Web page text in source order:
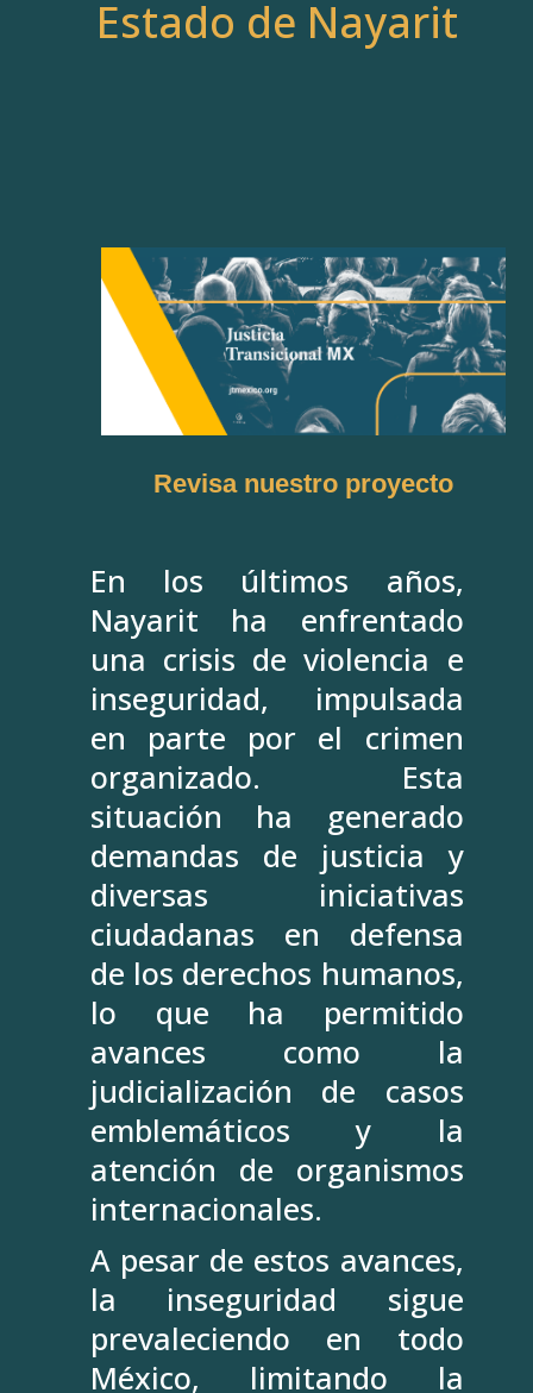
Estado de Nayarit
Revisa nuestro proyecto
En los últimos años,
Nayarit ha enfrentado
una crisis de violencia e
inseguridad, impulsada
en parte por el crimen
organizado. Esta
situación ha generado
demandas de justicia y
diversas iniciativas
ciudadanas en defensa
de los derechos humanos,
lo que ha permitido
avances como la
judicialización de casos
emblemáticos y la
atención de organismos
internacionales.
A pesar de estos avances,
la inseguridad sigue
prevaleciendo en todo
México, limitando la